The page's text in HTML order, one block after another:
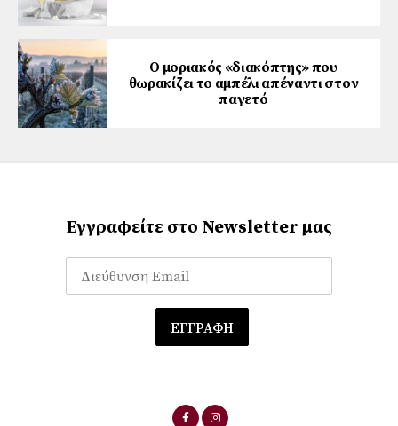
Ο μοριακός «διακόπτης» που
θωρακίζει το αμπέλι απέναντι στον
παγετό
Εγγραφείτε στο Newsletter μας